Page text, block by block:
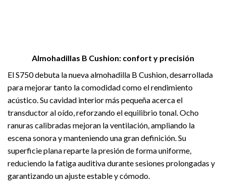
Almohadillas B Cushion: confort y precisión
El S750 debuta la nueva almohadilla B Cushion, desarrollada
para mejorar tanto la comodidad como el rendimiento
acústico. Su cavidad interior más pequeña acerca el
transductor al oído, reforzando el equilibrio tonal. Ocho
ranuras calibradas mejoran la ventilación, ampliando la
escena sonora y manteniendo una gran definición. Su
superficie plana reparte la presión de forma uniforme,
reduciendo la fatiga auditiva durante sesiones prolongadas y
garantizando un ajuste estable y cómodo.